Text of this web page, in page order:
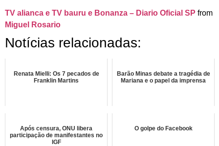
TV alianca e TV bauru e Bonanza – Diario Oficial SP from
Miguel Rosario
Notícias relacionadas:
Renata Mielli: Os 7 pecados de
Franklin Martins
Barão Minas debate a tragédia de
Mariana e o papel da imprensa
Após censura, ONU libera
participação de manifestantes no
IGF
O golpe do Facebook